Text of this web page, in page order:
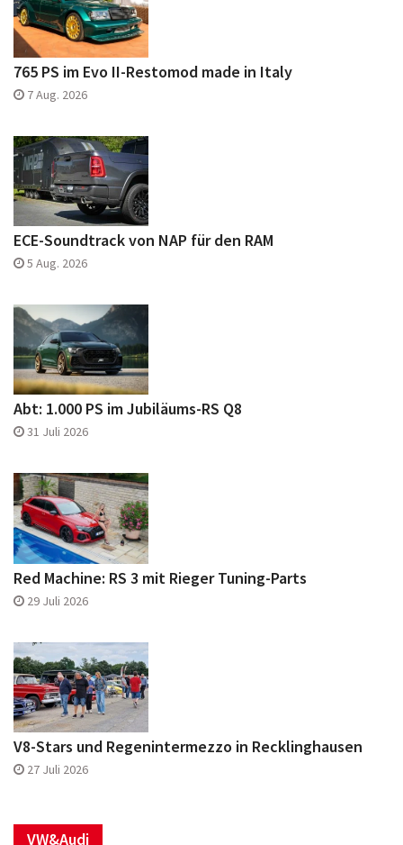
765 PS im Evo II-Restomod made in Italy
7 Aug. 2026
ECE-Soundtrack von NAP für den RAM
5 Aug. 2026
Abt: 1.000 PS im Jubiläums-RS Q8
31 Juli 2026
Red Machine: RS 3 mit Rieger Tuning-Parts
29 Juli 2026
V8-Stars und Regenintermezzo in Recklinghausen
27 Juli 2026
VW&Audi